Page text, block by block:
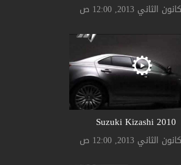
Suzuki Kizashi 2010